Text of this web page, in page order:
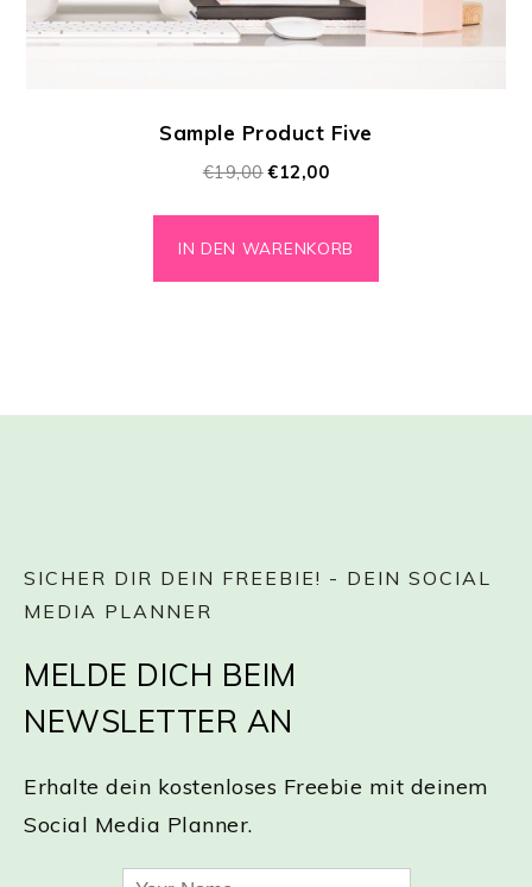
Sample Product Five
€19,00 €12,00
IN DEN WARENKORB
SICHER DIR DEIN FREEBIE! - DEIN SOCIAL
MEDIA PLANNER
MELDE DICH BEIM
NEWSLETTER AN
Erhalte dein kostenloses Freebie mit deinem
Social Media Planner.